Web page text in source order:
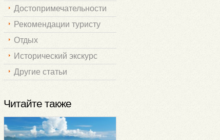
Достопримечательности
Рекомендации туристу
Отдых
Исторический экскурс
Другие статьи
Читайте также